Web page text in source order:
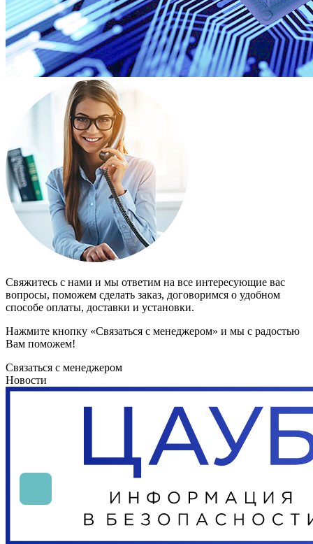
Свяжитесь с нами и мы ответим на все интересующие вас
вопросы, поможем сделать заказ, договоримся о удобном
способе оплаты, доставки и установки.
Нажмите кнопку «Связаться с менеджером» и мы с радостью
Вам поможем!
Связаться с менеджером
Новости